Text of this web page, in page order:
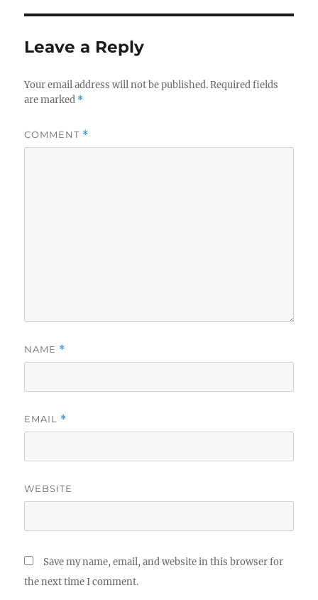
Leave a Reply
Your email address will not be published. Required fields
are marked *
COMMENT *
NAME *
EMAIL *
WEBSITE
Save my name, email, and website in this browser for
the next time I comment.